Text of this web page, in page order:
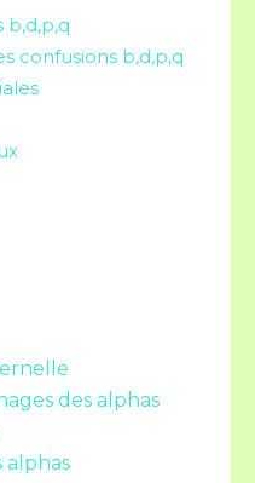
b,d,p,q
confusions b,d,p,q
des alphas
alphas